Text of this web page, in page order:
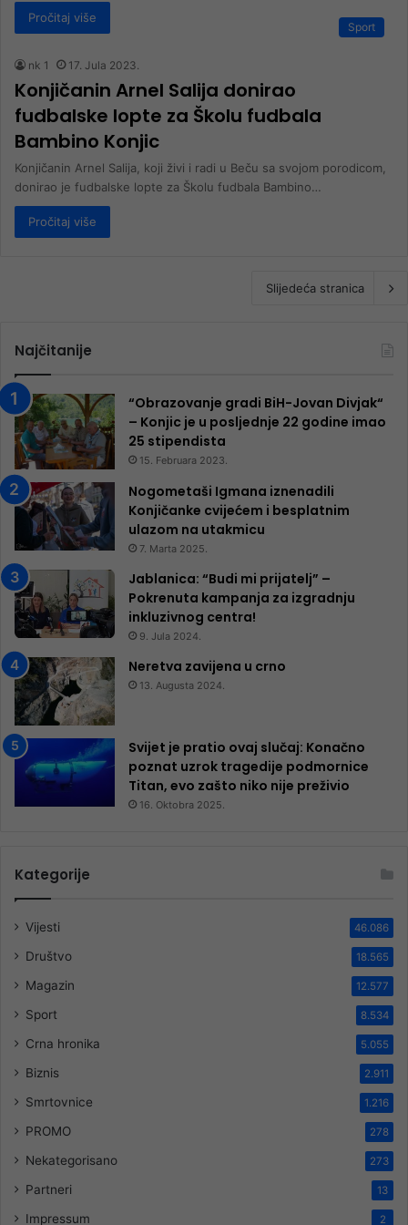
Pročitaj više
Sport
nk 1 17. Jula 2023.
Konjičanin Arnel Salija donirao
fudbalske lopte za Školu fudbala
Bambino Konjic
Konjičanin Arnel Salija, koji živi i radi u Beču sa svojom porodicom,
donirao je fudbalske lopte za Školu fudbala Bambino…
Pročitaj više
Slijedeća stranica
Najčitanije
“Obrazovanje gradi BiH-Jovan Divjak“
– Konjic je u posljednje 22 godine imao
25 ​​stipendista
15. Februara 2023.
Nogometaši Igmana iznenadili
Konjičanke cvijećem i besplatnim
ulazom na utakmicu
7. Marta 2025.
Jablanica: “Budi mi prijatelj” –
Pokrenuta kampanja za izgradnju
inkluzivnog centra!
9. Jula 2024.
Neretva zavijena u crno
13. Augusta 2024.
Svijet je pratio ovaj slučaj: Konačno
poznat uzrok tragedije podmornice
Titan, evo zašto niko nije preživio
16. Oktobra 2025.
Kategorije
Vijesti 46.086
Društvo 18.565
Magazin 12.577
Sport 8.534
Crna hronika 5.055
Biznis 2.911
Smrtovnice 1.216
PROMO 278
Nekategorisano 273
Partneri 13
Impressum 2